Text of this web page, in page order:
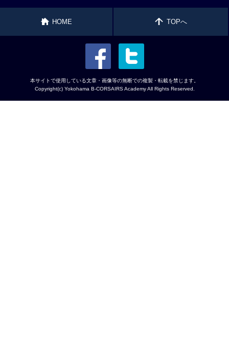
HOME TOPへ
本サイトで使用している文章・画像等の無断での複製・転載を禁じます。
Copyright(c) Yokohama B-CORSAIRS Academy All Rights Reserved.